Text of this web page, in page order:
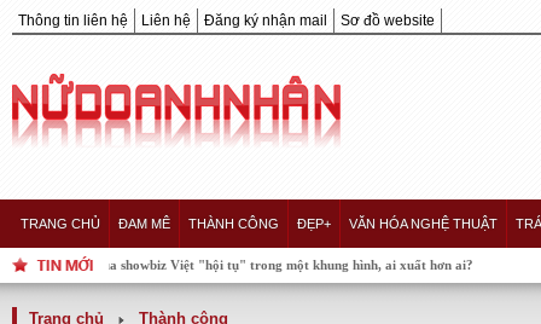
Thông tin liên hệ Liên hệ Đăng ký nhận mail Sơ đồ website
TRANG CHỦ ĐAM MÊ THÀNH CÔNG ĐẸP+ VĂN HÓA NGHỆ THUẬT
của showbiz Việt "hội tụ" trong một khung hình, ai xuất hơn ai?
Trang chủ Thành công